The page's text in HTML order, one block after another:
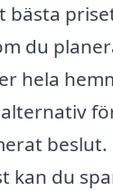
bästa
du
hela
beslut.
kan du